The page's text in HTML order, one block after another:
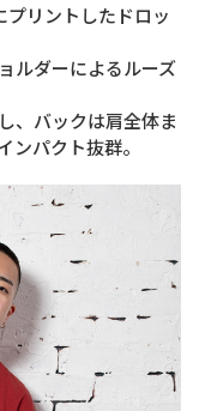
リントしたドロッ
ルダーによるルーズ
、バックは肩全体ま
ンパクト抜群。